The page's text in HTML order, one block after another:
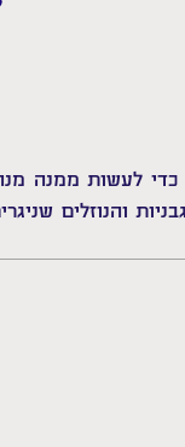
לעשות ממנה
והנוזלים